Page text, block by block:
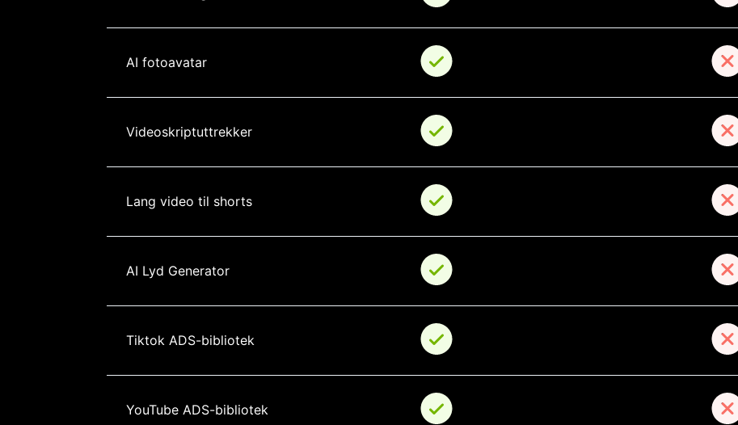
AI fotoavatar
Videoskriptuttrekker
Lang video til shorts
AI Lyd Generator
Tiktok ADS-bibliotek
YouTube ADS-bibliotek